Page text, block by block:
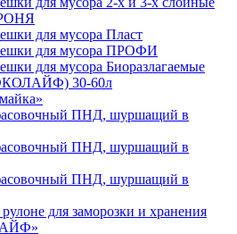
для мусора Пласт
для мусора ПРОФИ
для мусора Биоразлагаемые
30-60л
ПНД, шуршащий в
ПНД, шуршащий в
ПНД, шуршащий в
для заморозки и хранения